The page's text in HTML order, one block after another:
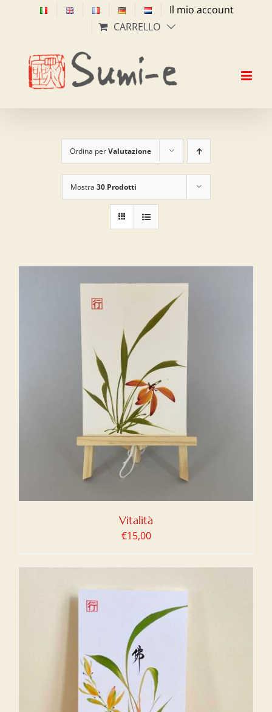
Il mio account
CARRELLO
Ordina perValutazione
Mostra 30 Prodotti
Vitalità
€15,00